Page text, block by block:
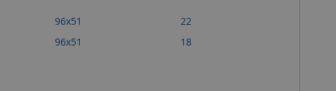
96x51
96x51
22
18